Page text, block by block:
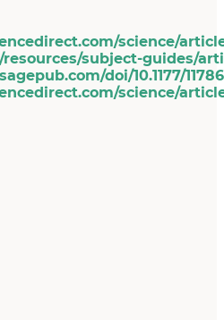
science/
resources/subject-guides/
doi/10.1177/
science/